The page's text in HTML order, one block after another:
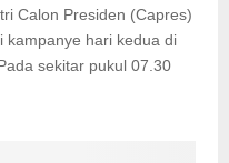
Calon Presiden (Capres)
kampanye hari kedua di
sekitar pukul 07.30